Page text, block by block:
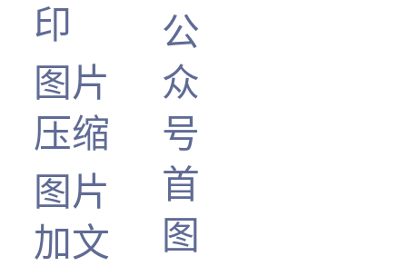
印
图片
压缩
图片
加文
公
众
号
首
图